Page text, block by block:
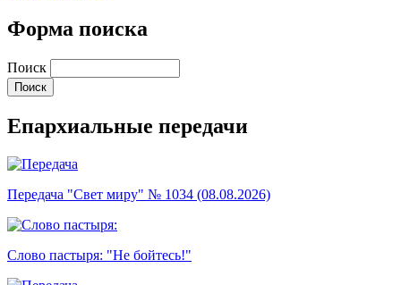
Форма поиска
Поиск
Епархиальные передачи
Передача "Свет миру" № 1034 (08.08.2026)
Слово пастыря: "Не бойтесь!"